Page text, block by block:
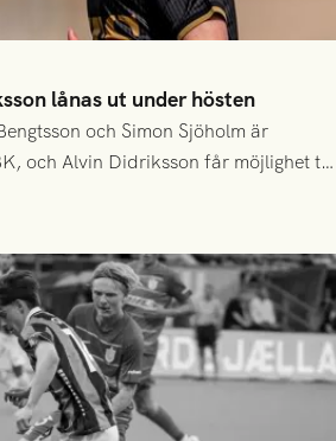
lånas ut under hösten
och Simon Sjöholm är
och Alvin Didriksson får möjlighet till
föreningssamarbete.